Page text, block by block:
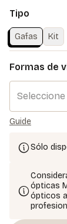
Tipo
Gafas Kit
Formas de
Guide
Sólo
ópticas
ópticos